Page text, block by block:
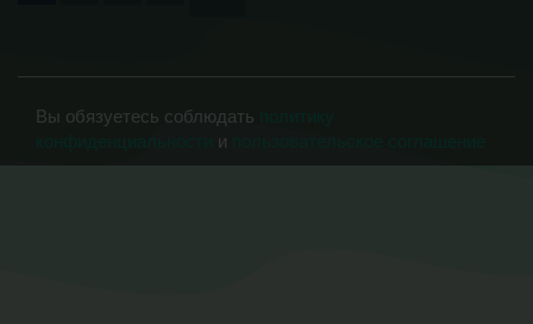
Вы обязуетесь соблюдать
и